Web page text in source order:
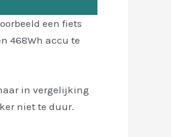
een fiets
468Wh accu te
in vergelijking
niet te duur.